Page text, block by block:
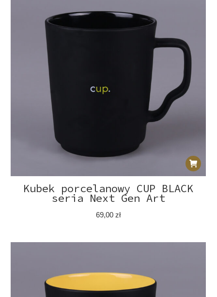
Kubek porcelanowy CUP BLACK
seria Next Gen Art
69,00 zł